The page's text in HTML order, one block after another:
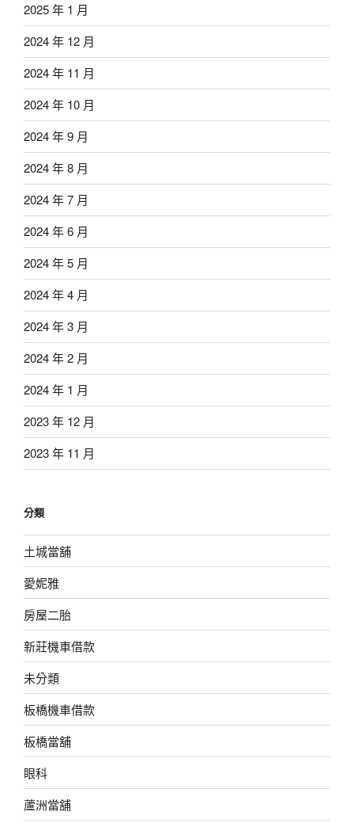
2025 年 1 月
2024 年 12 月
2024 年 11 月
2024 年 10 月
2024 年 9 月
2024 年 8 月
2024 年 7 月
2024 年 6 月
2024 年 5 月
2024 年 4 月
2024 年 3 月
2024 年 2 月
2024 年 1 月
2023 年 12 月
2023 年 11 月
分類
土城當舖
愛妮雅
房屋二胎
新莊機車借款
未分類
板橋機車借款
板橋當舖
眼科
蘆洲當舖